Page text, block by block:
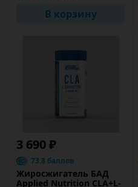
В корзину
3 690 ₽
73.8 баллов
Жиросжигатель БАД
Applied Nutrition CLA+L-